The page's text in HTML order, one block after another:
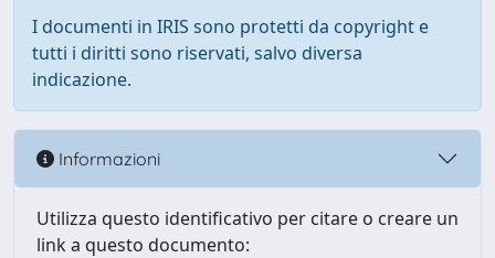
I documenti in IRIS sono protetti da copyright e
tutti i diritti sono riservati, salvo diversa
indicazione.
Informazioni
Utilizza questo identificativo per citare o creare un
link a questo documento: